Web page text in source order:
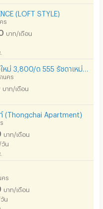
กาศ และ เครื่องทำน้ำอุ่น
พิ่มค่ะ
ชั้น คีย์การ์ด อินเตอร์เน็ต
ยนิ้วมือ)
(LOFT STYLE)
ร
บาท/เดือน
านคร
บาท/เดือน
(Thongchai Apartment)
บาท/เดือน
วัน
คร
บาท/เดือน
น